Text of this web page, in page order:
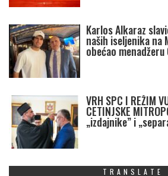
Karlos Alkaraz
naših iseljenika na
obećao menadžeru
VRH SPC I REŽIM
CETINJSKE
„izdajnike” i
TRANSLATE